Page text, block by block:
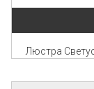
Люстра